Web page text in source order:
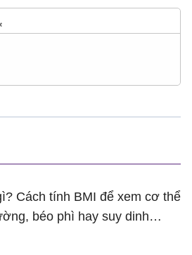
Cách tính BMI để xem cơ thể
béo phì hay suy dinh